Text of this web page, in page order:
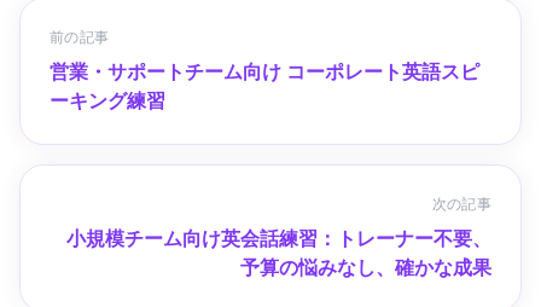
前の記事
営業・サポートチーム向け コーポレート英語スピ
ーキング練習
次の記事
小規模チーム向け英会話練習：トレーナー不要、
予算の悩みなし、確かな成果